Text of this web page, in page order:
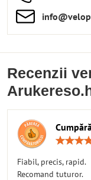
Recenzii
Fiabil, precis, rapid.
Recomand tuturor.